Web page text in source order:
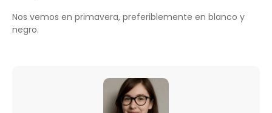
Nos vemos en primavera, preferiblemente en blanco y
negro.